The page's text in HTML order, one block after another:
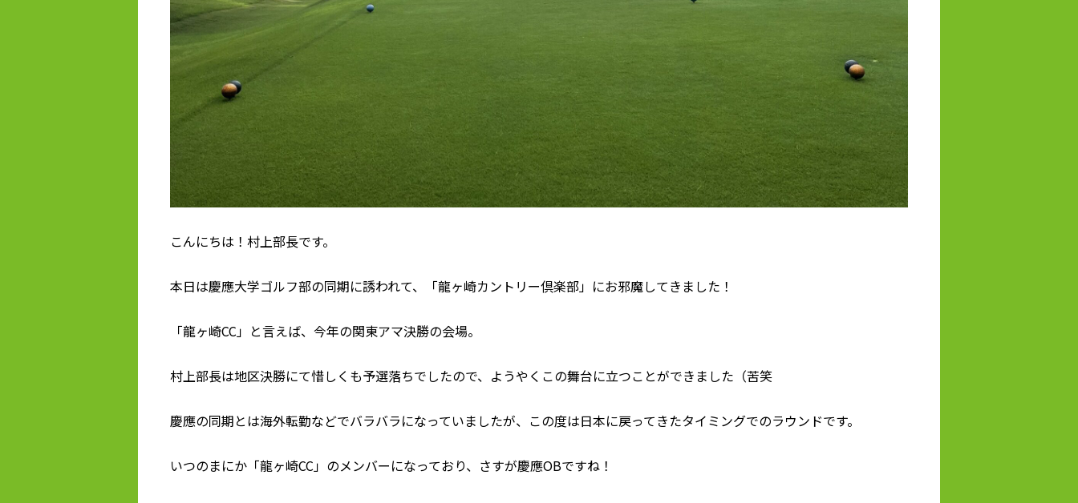
こんにちは！村上部長です。
本日は慶應大学ゴルフ部の同期に誘われて、「龍ヶ崎カントリー倶楽部」にお邪魔してきました！
「龍ヶ崎CC」と言えば、今年の関東アマ決勝の会場。
村上部長は地区決勝にて惜しくも予選落ちでしたので、ようやくこの舞台に立つことができました（苦笑
慶應の同期とは海外転勤などでバラバラになっていましたが、この度は日本に戻ってきたタイミングでのラウンドです。
いつのまにか「龍ヶ崎CC」のメンバーになっており、さすが慶應OBですね！